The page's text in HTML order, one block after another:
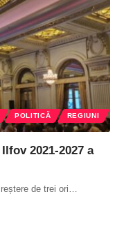
POLITICĂ
REGIUNI
2021-2027 a
de trei ori